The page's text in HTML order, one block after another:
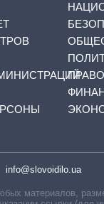
ПРАВО
info@slovoidilo.ua
материалов,